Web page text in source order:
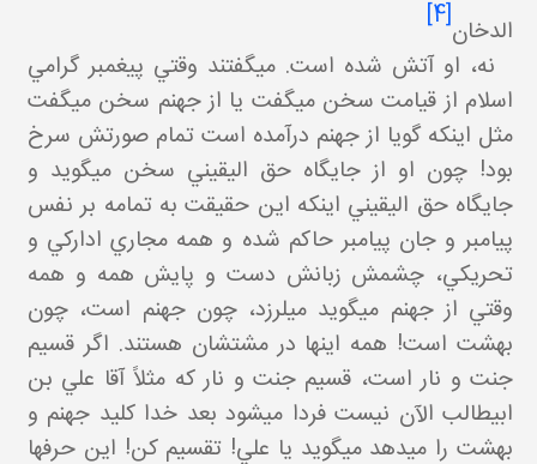
الدخان
نه، او آتش شده است. مي گفتند وقتي پيغمبر گرامي
اسلام از قيامت سخن مي گفت يا از جهنم سخن مي گفت
مثل اينکه گويا از جهنم درآمده است تمام صورتش سرخ
بود! چون او از جايگاه حق اليقيني سخن مي گويد و
جايگاه حق اليقيني اينکه اين حقيقت به تمامه بر نفس
پيامبر و جان پيامبر حاکم شده و همه مجاري ادارکي و
تحريکي، چشمش زبانش دست و پايش همه و همه
وقتي از جهنم مي گويد مي لرزد، چون جهنم است، چون
بهشت است! همه اينها در مشتشان هستند. اگر قسيم
جنت و نار است، قسيم جنت و نار که مثلاً آقا علي بن
ابيطالب الآن نيست فردا مي شود بعد خدا کليد جهنم و
بهشت را مي دهد مي گويد يا علي! تقسيم کن! اين حرف ها